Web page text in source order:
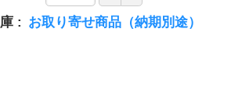
お取り寄せ商品（納期別途）